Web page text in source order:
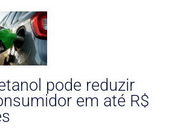
pode reduzir
em até R$